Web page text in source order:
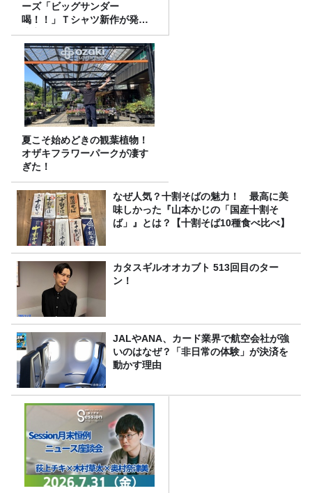
ーズ「ビッグサンダー
喝！！」Ｔシャツ新作が発売
決定！
夏こそ始めどきの観葉植物！
オザキフラワーパークが凄す
ぎた！
なぜ人気？十割そばの魅力！ 最高に美
味しかった『山本かじの「国産十割そ
ば」』とは？【十割そば10種食べ比べ】
カタスギルオオカブト 513回目のター
ン！
JALやANA、カード業界で航空会社が強
いのはなぜ？「非日常の体験」が決済を
動かす理由